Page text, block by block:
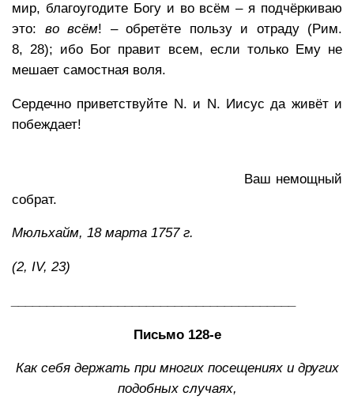
мир, благоугодите Богу и во всём – я подчёркиваю
это: во всём! – обретёте пользу и отраду (Рим.
8, 28); ибо Бог правит всем, если только Ему не
мешает самостная воля.
Сердечно приветствуйте N. и N. Иисус да живёт и
побеждает!
Ваш немощный
собрат.
Мюльхайм, 18 марта 1757 г.
(2, IV, 23)
Письмо 128-е
Как себя держать при многих посещениях и других
подобных случаях,